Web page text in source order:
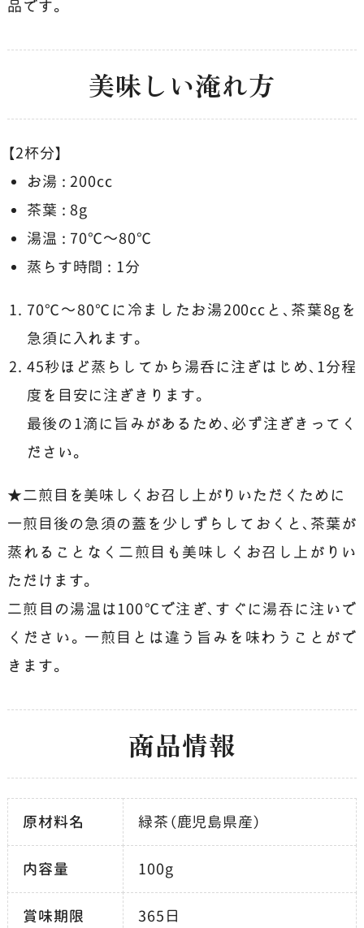
品です。
美味しい淹れ方
【2杯分】
お湯 : 200cc
茶葉 : 8g
湯温 : 70℃～80℃
蒸らす時間 : 1分
70℃～80℃に冷ましたお湯200ccと、茶葉8gを
急須に入れます。
45秒ほど蒸らしてから湯呑に注ぎはじめ、1分程
度を目安に注ぎきります。
最後の1滴に旨みがあるため、必ず注ぎきってく
ださい。
★二煎目を美味しくお召し上がりいただくために
一煎目後の急須の蓋を少しずらしておくと、茶葉が
蒸れることなく二煎目も美味しくお召し上がりい
ただけます。
二煎目の湯温は100℃で注ぎ、すぐに湯吞に注いで
ください。一煎目とは違う旨みを味わうことがで
きます。
商品情報
原材料名 緑茶（鹿児島県産）
内容量 100g
賞味期限 365日